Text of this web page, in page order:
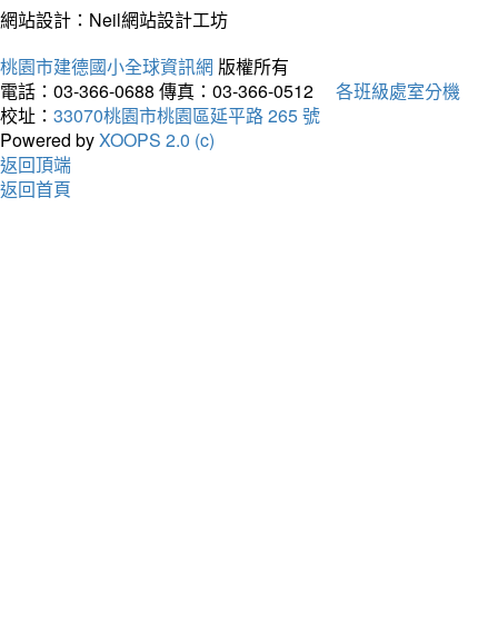
網站設計：Neil網站設計工坊
桃園市建德國小全球資訊網 版權所有
電話：03-366-0688 傳真：03-366-0512
各班級處室分機
校址： 33070桃園市桃園區延平路 265 號
Powered byXOOPS 2.0 (c)
返回頂端
返回首頁